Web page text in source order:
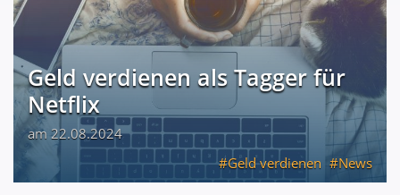
Geld verdienen als Tagger für
Netflix
am 22.08.2024
Geld verdienen
News